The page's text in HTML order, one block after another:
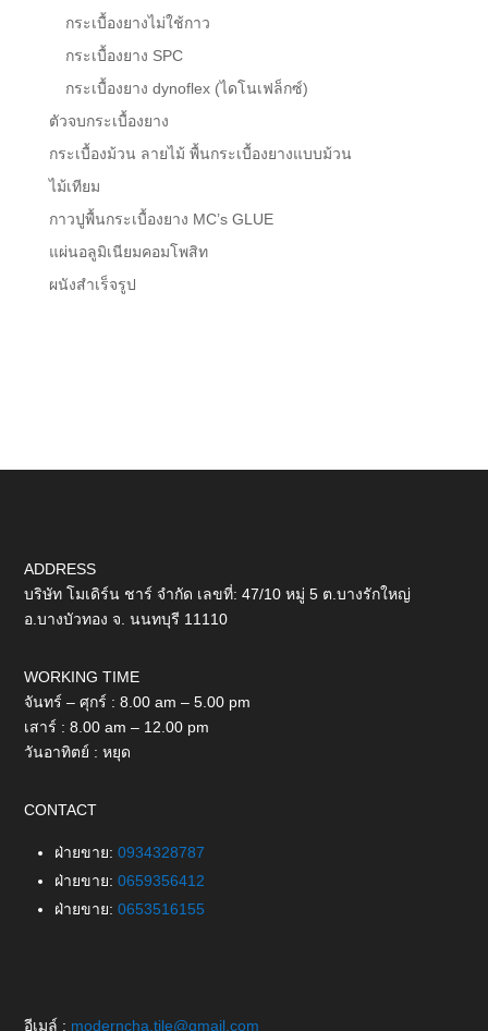
กระเบื้องยางไม่ใช้กาว
กระเบื้องยาง SPC
กระเบื้องยาง dynoflex (ไดโนเฟล็กซ์)
ตัวจบกระเบื้องยาง
กระเบื้องม้วน ลายไม้ พื้นกระเบื้องยางแบบม้วน
ไม้เทียม
กาวปูพื้นกระเบื้องยาง MC’s GLUE
แผ่นอลูมิเนียมคอมโพสิท
ผนังสำเร็จรูป
ADDRESS
บริษัท โมเดิร์น ชาร์ จำกัด เลขที่: 47/10 หมู่ 5 ต.บางรักใหญ่
อ.บางบัวทอง จ. นนทบุรี 11110
WORKING TIME
จันทร์ – ศุกร์ : 8.00 am – 5.00 pm
เสาร์ : 8.00 am – 12.00 pm
วันอาทิตย์ : หยุด
CONTACT
ฝ่ายขาย:0934328787
ฝ่ายขาย:0659356412
ฝ่ายขาย:0653516155
อีเมล์ : moderncha.tile@gmail.com